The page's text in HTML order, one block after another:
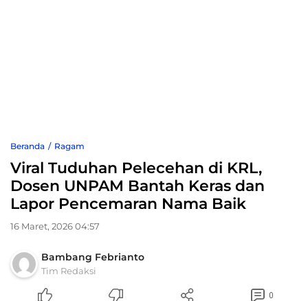
Beranda Ragam
Viral Tuduhan Pelecehan di KRL,
Dosen UNPAM Bantah Keras dan
Lapor Pencemaran Nama Baik
16 Maret, 2026 04:57
Bambang Febrianto
Tim Redaksi
0